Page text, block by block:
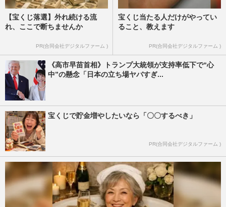
【宝くじ落選】外れ続ける流
れ、ここで断ちませんか
PR(合同会社デジタルファーム )
宝くじ当たる人だけがやってい
ること、教えます
PR(合同会社デジタルファーム )
《高市早苗首相》トランプ大統領が支持率低下で“心
中”の懸念「日本の立ち場ヤバすぎ...
宝くじで貯金増やしたいなら「〇〇するべき」
PR(合同会社デジタルファーム )